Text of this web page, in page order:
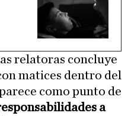
relatoras concluye
matices dentro del
como punto de
a